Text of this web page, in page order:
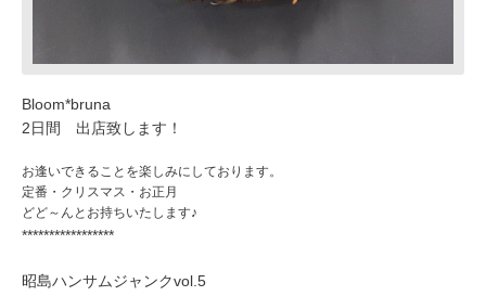
Bloom*bruna
2日間 出店致します！
お逢いできることを楽しみにしております。
定番・クリスマス・お正月
どど～んとお持ちいたします♪
*****************
昭島ハンサムジャンクvol.5